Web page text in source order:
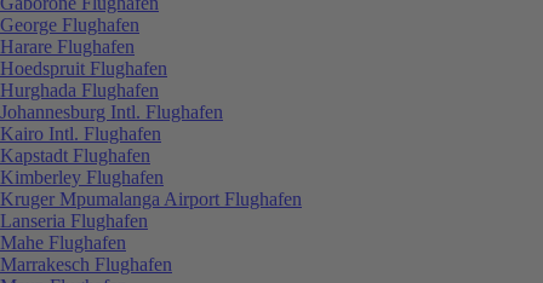
George Flughafen
Harare Flughafen
Hoedspruit Flughafen
Hurghada Flughafen
Johannesburg Intl. Flughafen
Kairo Intl. Flughafen
Kapstadt Flughafen
Kimberley Flughafen
Kruger Mpumalanga Airport Flughafen
Lanseria Flughafen
Mahe Flughafen
Marrakesch Flughafen